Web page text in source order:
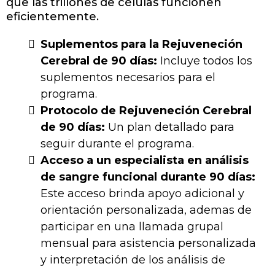
eficientemente​​.
Suplementos para la Rejuveneción
Cerebral de 90 días: Incluye todos los
suplementos necesarios para el
programa.
Protocolo de Rejuveneción Cerebral
de 90 días: Un plan detallado para
seguir durante el programa.
Acceso a un especialista en análisis
de sangre funcional durante 90 días:
Este acceso brinda apoyo adicional y
orientación personalizada, ademas de
participar en una llamada grupal
mensual para asistencia personalizada
y interpretación de los análisis de